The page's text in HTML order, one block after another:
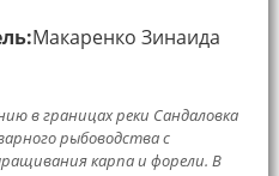
Макаренко Зинаида
в границах реки Сандаловка
рыбоводства с
карпа и форели. В